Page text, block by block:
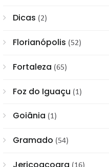
Dicas (2)
Florianópolis (52)
Fortaleza (65)
Foz do Iguaçu (1)
Goiânia (1)
Gramado (54)
Jericoacoara (16)